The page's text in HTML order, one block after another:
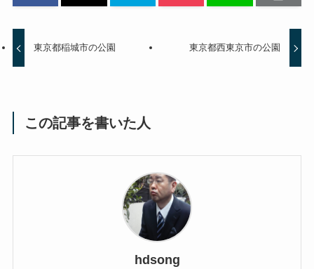
東京都稲城市の公園 東京都西東京市の公園
この記事を書いた人
hdsong